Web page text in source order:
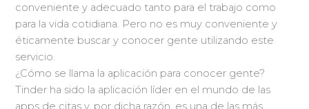
conveniente y adecuado tanto para el trabajo como
para la vida cotidiana. Pero no es muy conveniente y
éticamente buscar y conocer gente utilizando este
servicio.
¿Cómo se llama la aplicación para conocer gente?
Tinder ha sido la aplicación líder en el mundo de las
apps de citas y, por dicha razón, es una de las más